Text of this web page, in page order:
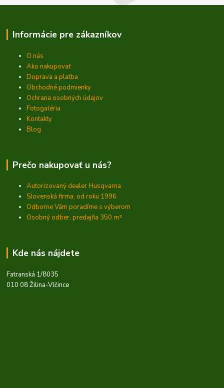
Informácie pre zákazníkov
O nás
Ako nakupovať
Doprava a platba
Obchodné podmienky
Ochrana osobných údajov
Fotogaléria
Kontakty
Blog
Prečo nakupovať u nás?
Autorizovaný dealer Husqvarna
Slovenská firma, od roku 1996
Odborne Vám poradíme s výberom
Osobný odber, predajňa 350 m²
Kde nás nájdete
Fatranská 1/8035
010 08 Žilina-Vlčince